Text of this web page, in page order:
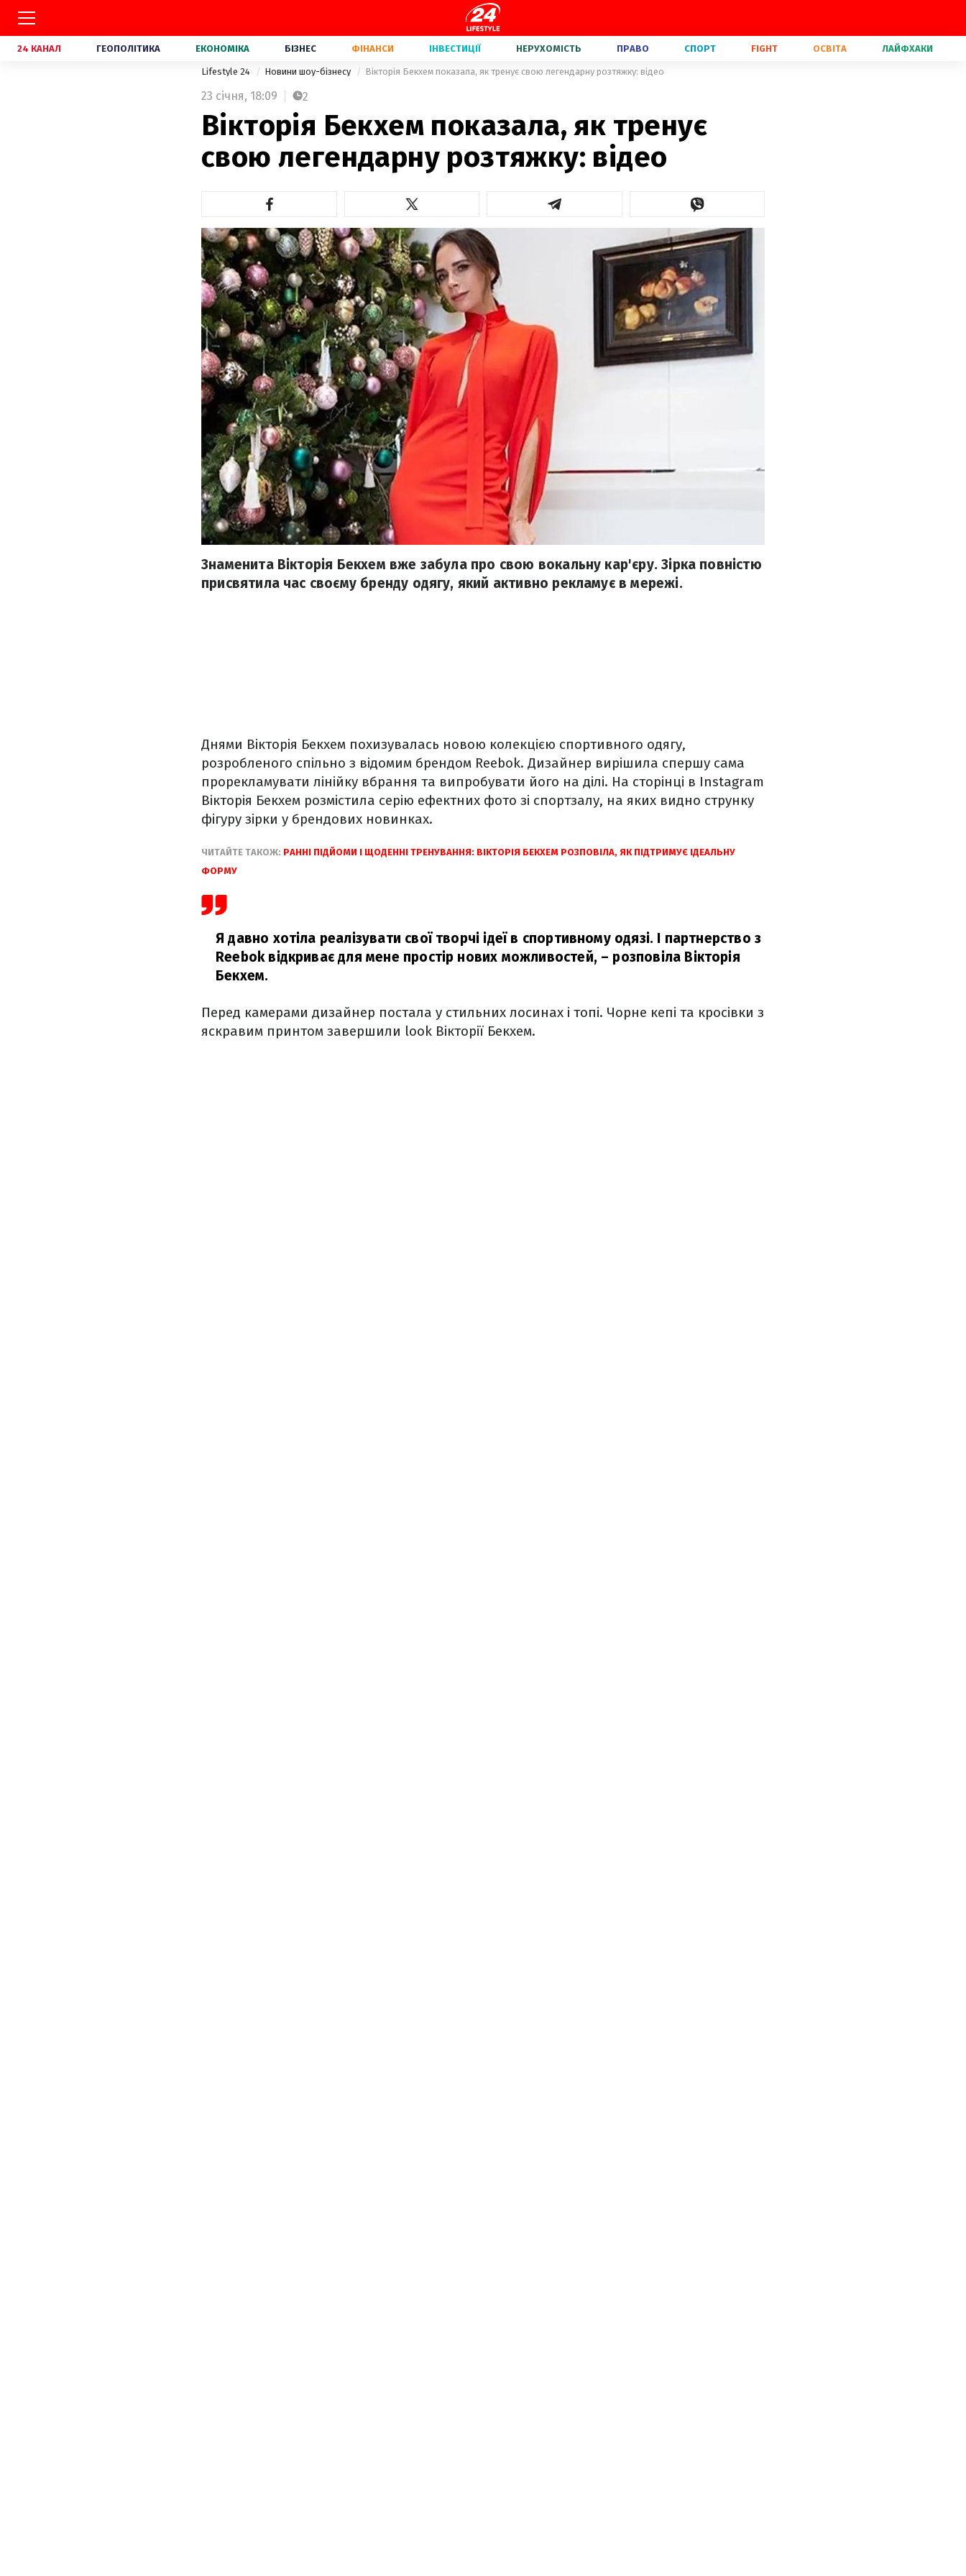
24 КАНАЛ ГЕОПОЛІТИКА ЕКОНОМІКА БІЗНЕС ФІНАНСИ ІНВЕСТИЦІЇ НЕРУХОМІСТЬ ПРАВО СПОРТ FIGHT ОСВІТА ЛАЙФХАКИ
Lifestyle 24 Новини шоу-бізнесу Вікторія Бекхем показала, як тренує свою легендарну розтяжку: відео
23 січня, 18:09 2
Вікторія Бекхем показала, як тренує
свою легендарну розтяжку: відео
Знаменита Вікторія Бекхем вже забула про свою вокальну кар'єру. Зірка повністю
присвятила час своєму бренду одягу, який активно рекламує в мережі.
Днями Вікторія Бекхем похизувалась новою колекцією спортивного одягу,
розробленого спільно з відомим брендом Reebok. Дизайнер вирішила спершу сама
прорекламувати лінійку вбрання та випробувати його на ділі. На сторінці в Instagram
Вікторія Бекхем розмістила серію ефектних фото зі спортзалу, на яких видно струнку
фігуру зірки у брендових новинках.
ЧИТАЙТЕ ТАКОЖ: РАННІ ПІДЙОМИ І ЩОДЕННІ ТРЕНУВАННЯ: ВІКТОРІЯ БЕКХЕМ РОЗПОВІЛА, ЯК ПІДТРИМУЄ ІДЕАЛЬНУ
ФОРМУ
Я давно хотіла реалізувати свої творчі ідеї в спортивному одязі. І партнерство з
Reebok відкриває для мене простір нових можливостей, – розповіла Вікторія
Бекхем.
Перед камерами дизайнер постала у стильних лосинах і топі. Чорне кепі та кросівки з
яскравим принтом завершили look Вікторії Бекхем.